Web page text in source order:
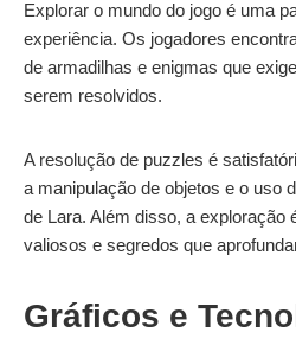
Explorar o mundo do jogo é uma
experiência. Os jogadores
de armadilhas e enigmas que
serem resolvidos.
A resolução de puzzles é
a manipulação de objetos e o uso
de Lara. Além disso, a exploração
valiosos e segredos que
Gráficos e